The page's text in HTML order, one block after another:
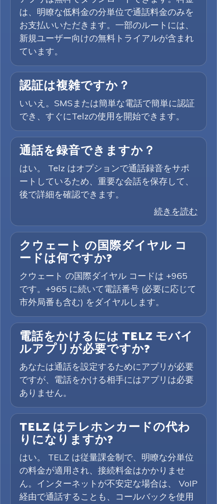
は、明瞭な低料金の分単位で通話料金のみを
お支払いいただきます。一部のルートには、
新規ユーザー向けの無料トライアルが含まれ
ています。
認証は複雑ですか？
いいえ。SMSまたは簡単な電話で簡単に認証
でき、すぐにTelzの使用を開始できます。
通話を録音できますか？
はい。 Telz はオプションで通話録音をサポ
ートしているため、重要な会話を保存して、
後で詳細を確認できます。
続きを読む
クウェート の国際ダイヤル コ
ードは何ですか?
クウェート の国際ダイヤル コードは +965
です。+965 に続いて電話番号 (必要に応じて
市外局番も含む) をダイヤルします。
電話をかけるには TELZ モバイ
ルアプリが必要ですか?
あなたは通話を設定するためにアプリが必要
ですが、電話をかける相手にはアプリは必要
ありません。
TELZ はテレホンカードの代わ
りになりますか?
はい。 TELZ は従量課金制で、明瞭な分単位
の料金が適用され、接続料金はかかりませ
ん。インターネットが不安定な場合は、 VoIP
経由で通話することも、コールバックを使用